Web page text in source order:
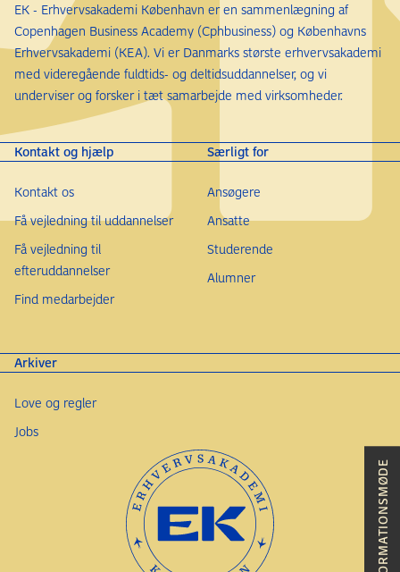
INFORMATIONSMØDE
EK - Erhvervsakademi København er en sammenlægning af
Copenhagen Business Academy (Cphbusiness) og Københavns
Erhvervsakademi (KEA). Vi er Danmarks største erhvervsakademi
med videregående fuldtids- og deltidsuddannelser, og vi
underviser og forsker i tæt samarbejde med virksomheder.
Kontakt og hjælp
Kontakt os
Få vejledning til uddannelser
Få vejledning til
efteruddannelser
Find medarbejder
Særligt for
Ansøgere
Ansatte
Studerende
Alumner
Arkiver
Love og regler
Jobs